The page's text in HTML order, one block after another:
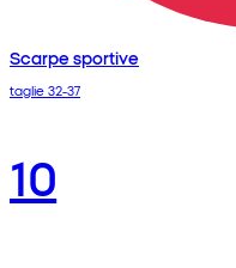
Scarpe sportive
taglie 32-37
10